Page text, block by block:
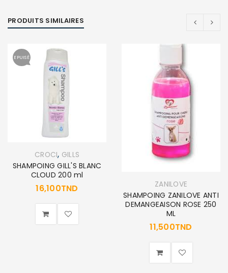
PRODUITS SIMILAIRES
EPUISÉ
CROCI, GILLS
SHAMPOING GILL'S BLANC
CLOUD 200 ml
16,100TND ZANILOVE
SHAMPOING ZANILOVE ANTI
DEMANGEAISON ROSE 250
ML
11,500TND